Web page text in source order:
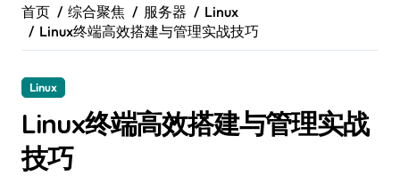
首页 综合聚焦 服务器
Linux
Linux终端高效搭建与管理实战技巧
Linux
Linux终端高效搭建与管理实战
技巧